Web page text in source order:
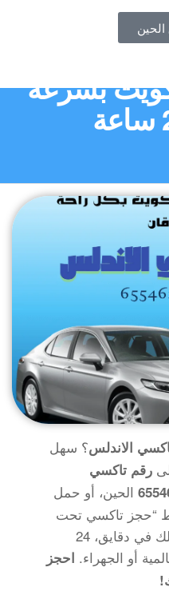
| احجز
بسرعة
الاندلس؟ سهل
رقم تاكسي
الحين، أو حمل
“حجز تاكسي تحت
الطلب”. نوصلك في دقايق، 24
أو الجهراء. احجز